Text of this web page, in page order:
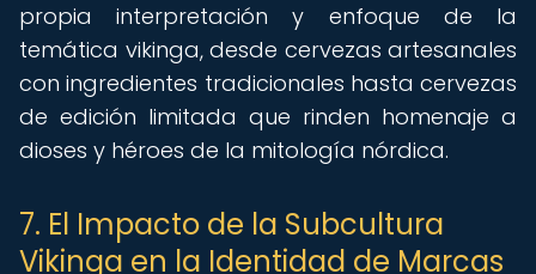
propia interpretación y enfoque de la
temática vikinga, desde cervezas artesanales
con ingredientes tradicionales hasta cervezas
de edición limitada que rinden homenaje a
dioses y héroes de la mitología nórdica.
7. El Impacto de la Subcultura
Vikinga en la Identidad de Marcas